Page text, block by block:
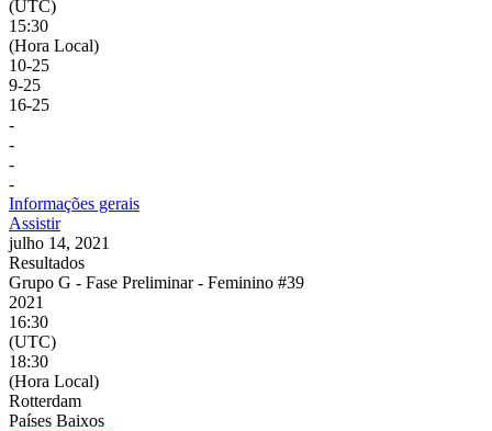
(UTC)
15:30
(Hora Local)
10-25
9-25
16-25
-
-
-
-
Informações gerais
Assistir
julho 14, 2021
Resultados
Grupo G - Fase Preliminar - Feminino #39
2021
16:30
(UTC)
18:30
(Hora Local)
Rotterdam
Países Baixos